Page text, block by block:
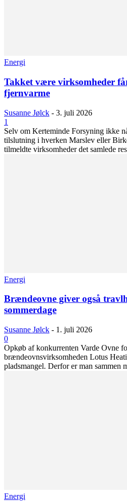
Energi
Takket være virksomheder
fjernvarme
Susanne Jølck - 3. juli 2026
1
Selv om Kerteminde Forsyning ikke
tilslutning i hverken Marslev eller
tilmeldte virksomheder det samlede
Energi
Brændeovne giver også
sommerdage
Susanne Jølck - 1. juli 2026
0
Opkøb af konkurrenten Varde Ovne
brændeovnsvirksomheden Lotus
pladsmangel. Derfor er man sammen
Energi